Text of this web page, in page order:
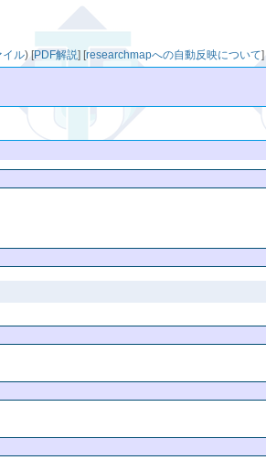
イル) [PDF解説] [researchmapへの自動反映について]